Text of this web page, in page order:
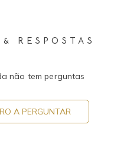
RESPOSTAS
não tem perguntas
A PERGUNTAR